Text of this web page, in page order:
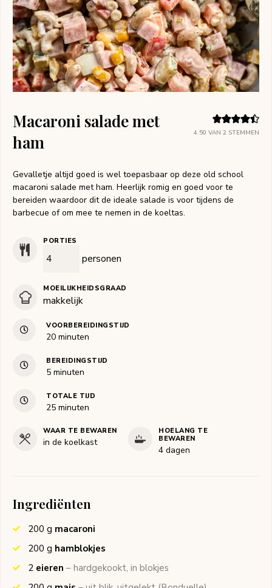
4.50 VAN 2 STEMMEN
Macaroni salade met
ham
Gevalletje altijd goed is wel toepasbaar op deze old school
macaroni salade met ham. Heerlijk romig en goed voor te
bereiden waardoor dit de ideale salade is voor tijdens de
barbecue of om mee te nemen in de koeltas.
PORTIES
personen
MOEILIJKHEIDSGRAAD
makkelijk
VOORBEREIDINGSTIJD
20minuten
minuten
BEREIDINGSTIJD
5minuten
minuten
TOTALE TIJD
25minuten
minuten
WAAR TE BEWAREN
in de koelkast
HOELANG TE
BEWAREN
4 dagen
Ingrediënten
200 g macaroni
200 g hamblokjes
2 eieren – hardgekookt, in blokjes